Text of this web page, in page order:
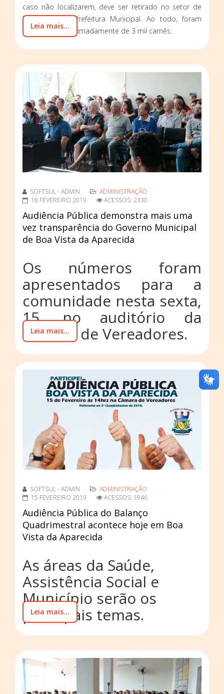
caso não localizarem, deve ser retirado no setor de
Tributação na Prefeitura Municipal. Ao todo, foram
impressos aproximadamente de 3 mil carnês.
Leia mais...
SOFTSUL - ADMIN
ADMINISTRAÇÃO
18 FEVEREIRO 2019
ACESSOS: 2330
Audiência Pública demonstra mais uma
vez transparência do Governo Municipal
de Boa Vista da Aparecida
Os números foram
apresentados para a
comunidade nesta sexta,
15, no auditório da
Câmara de Vereadores.
Leia mais...
SOFTSUL - ADMIN
ADMINISTRAÇÃO
15 FEVEREIRO 2019
ACESSOS: 1946
Audiência Pública do Balanço
Quadrimestral acontece hoje em Boa
Vista da Aparecida
As áreas da Saúde,
Assistência Social e
Município serão os
principais temas.
Leia mais...